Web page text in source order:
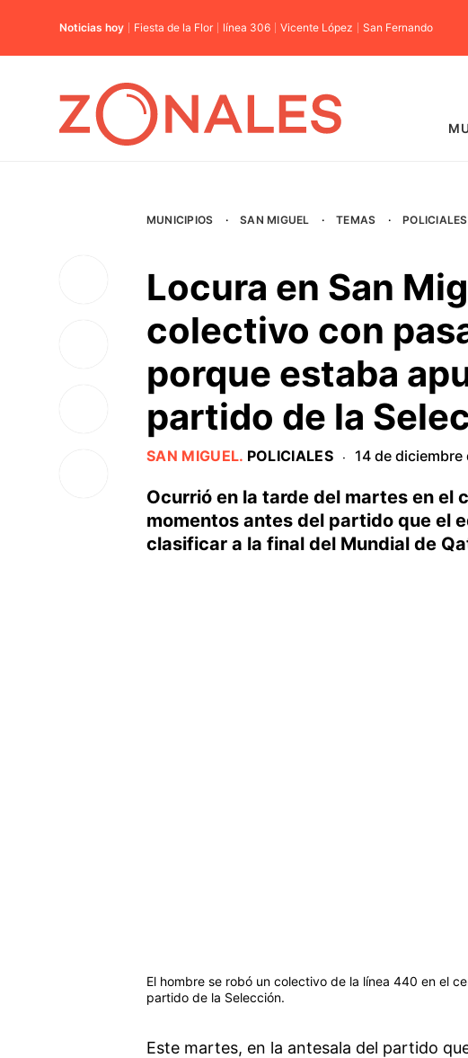
Noticias hoy Fiesta de la Flor línea 306 Vicente López San Fernando
MUNICIPIOS · SAN MIGUEL · TEMAS · POLICIALES
Locura en San
colectivo con
porque estaba
partido de la
SAN MIGUEL. POLICIALES · 14 de diciembre
Ocurrió en la tarde del martes en el
momentos antes del partido que el
clasificar a la final del Mundial de
El hombre se robó un colectivo de la línea 440 en el
partido de la Selección.
Este martes, en la antesala del partido